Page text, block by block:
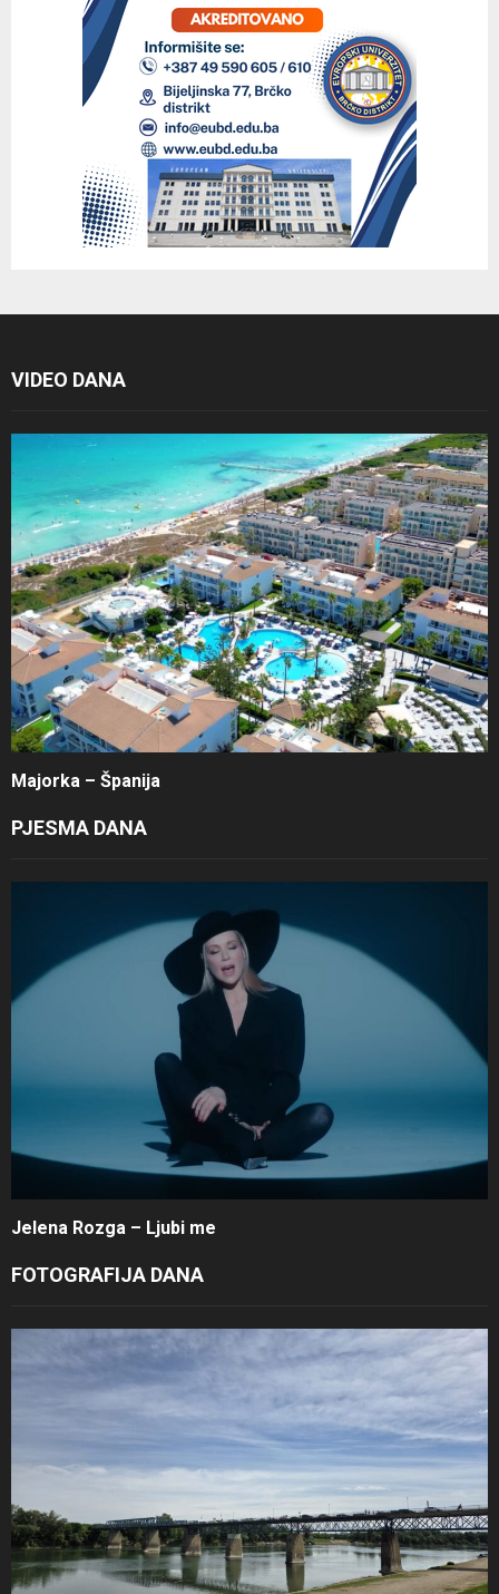
VIDEO DANA
Majorka – Španija
PJESMA DANA
Jelena Rozga – Ljubi me
FOTOGRAFIJA DANA